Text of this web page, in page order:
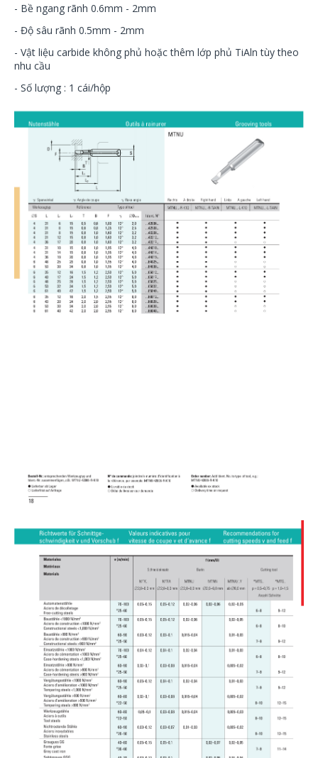
- Bề ngang rãnh 0.6mm - 2mm
- Độ sâu rãnh 0.5mm - 2mm
- Vật liệu carbide không phủ hoặc thêm lớp phủ TiAln tùy theo
nhu cầu
- Số lượng : 1 cái/hộp